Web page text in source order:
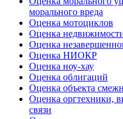
морального вреда
Оценка мотоциклов
Оценка
Оценка
Оценка НИОКР
Оценка ноу-хау
Оценка облигаций
Оценка объекта
Оценка оргтехники,
связи